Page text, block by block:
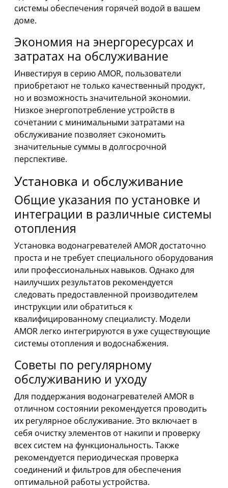
системы обеспечения горячей водой в вашем
доме.
Экономия на энергоресурсах и
затратах на обслуживание
Инвестируя в серию AMOR, пользователи
приобретают не только качественный продукт,
но и возможность значительной экономии.
Низкое энергопотребление устройств в
сочетании с минимальными затратами на
обслуживание позволяет сэкономить
значительные суммы в долгосрочной
перспективе.
Установка и обслуживание
Общие указания по установке и
интеграции в различные системы
отопления
Установка водонагревателей AMOR достаточно
проста и не требует специального оборудования
или профессиональных навыков. Однако для
наилучших результатов рекомендуется
следовать предоставленной производителем
инструкции или обратиться к
квалифицированному специалисту. Модели
AMOR легко интегрируются в уже существующие
системы отопления и водоснабжения.
Советы по регулярному
обслуживанию и уходу
Для поддержания водонагревателей AMOR в
отличном состоянии рекомендуется проводить
их регулярное обслуживание. Это включает в
себя очистку элементов от накипи и проверку
всех систем на функциональность. Также
рекомендуется периодическая проверка
соединений и фильтров для обеспечения
оптимальной работы устройства.